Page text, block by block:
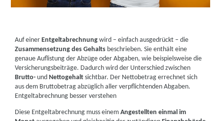
Auf einerEntgeltabrechnungwird – einfach ausgedrückt – die
Zusammensetzung des Gehalts beschrieben. Sie enthält eine
genaue Auflistung der Abzüge oder Abgaben, wie beispielsweise die
Versicherungsbeiträge. Dadurch wird der Unterschied zwischen
Brutto- undNettogehalt sichtbar. Der Nettobetrag errechnet sich
aus dem Bruttobetrag abzüglich aller verpflichtenden Abgaben.
Entgeltabrechnung besser verstehen
Diese Entgeltabrechnung muss einemAngestellten einmal im